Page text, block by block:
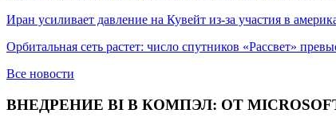
Иран усиливает давление на Кувейт из-за участия в
Орбитальная сеть растет: число спутников «Рассвет»
Все новости
ВНЕДРЕНИЕ BI В КОМПЭЛ: ОТ